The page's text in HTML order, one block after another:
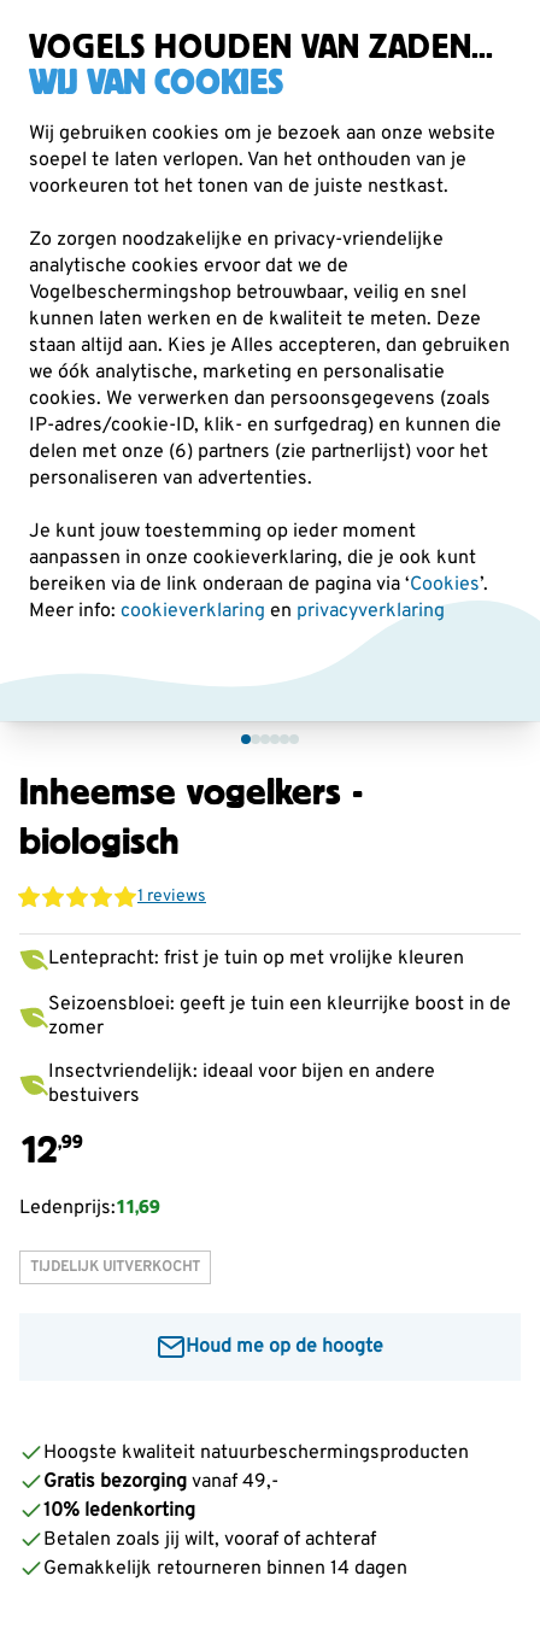
VOGELS HOUDEN VAN ZADEN...
WIJ VAN COOKIES
Wij gebruiken cookies om je bezoek aan onze website
soepel te laten verlopen. Van het onthouden van je
voorkeuren tot het tonen van de juiste nestkast.
Zo zorgen noodzakelijke en privacy-vriendelijke
analytische cookies ervoor dat we de
Vogelbeschermingshop betrouwbaar, veilig en snel
kunnen laten werken en de kwaliteit te meten. Deze
staan altijd aan. Kies je Alles accepteren, dan gebruiken
we óók analytische, marketing en personalisatie
cookies. We verwerken dan persoonsgegevens (zoals
IP-adres/cookie-ID, klik- en surfgedrag) en kunnen die
delen met onze (6) partners (zie partnerlijst) voor het
personaliseren van advertenties.
Je kunt jouw toestemming op ieder moment
aanpassen in onze cookieverklaring, die je ook kunt
bereiken via de link onderaan de pagina via ‘Cookies’.
Meer info: cookieverklaring en privacyverklaring
Planten Biologische (inheemse) bomen
Inheemse vogelkers -
biologisch
1 reviews
Lentepracht: frist je tuin op met vrolijke kleuren
Seizoensbloei: geeft je tuin een kleurrijke boost in de
zomer
Insectvriendelijk: ideaal voor bijen en andere
bestuivers
12,99
Ledenprijs:11,69
TIJDELIJK UITVERKOCHT
Houd me op de hoogte
wanneer dit product weer op voorraad is:
Hoogste kwaliteit natuurbeschermingsproducten
Gratis bezorging vanaf 49,-
10% ledenkorting
Betalen zoals jij wilt, vooraf of achteraf
Gemakkelijk retourneren binnen 14 dagen